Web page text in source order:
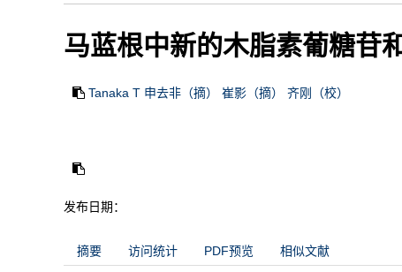
马蓝根中新的木脂素葡糖苷
Tanaka T 申去非（摘） 崔影（摘） 齐刚（校）
发布日期：
摘要 访问统计 PDF预览 相似文献